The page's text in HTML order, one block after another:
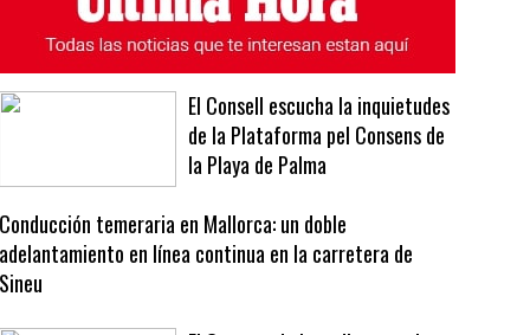
ÚLTIMAS NOTICIAS MÁS LEÍDAS
de la Plataforma pel Consens de
la Playa de Palma